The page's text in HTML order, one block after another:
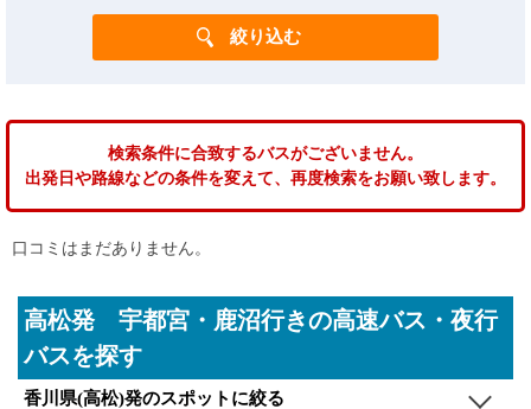
検索条件に合致するバスがございません。
出発日や路線などの条件を変えて、再度検索をお願い致します。
口コミはまだありません。
高松発 宇都宮・鹿沼行きの高速バス・夜行
バスを探す
香川県(高松)発のスポットに絞る